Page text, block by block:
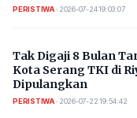
PERISTIWA• 2026-07-24 19:03:07
​Tak Digaji 8 Bulan
Kota Serang TKI di
Dipulangkan
PERISTIWA• 2026-07-22 19:54:42